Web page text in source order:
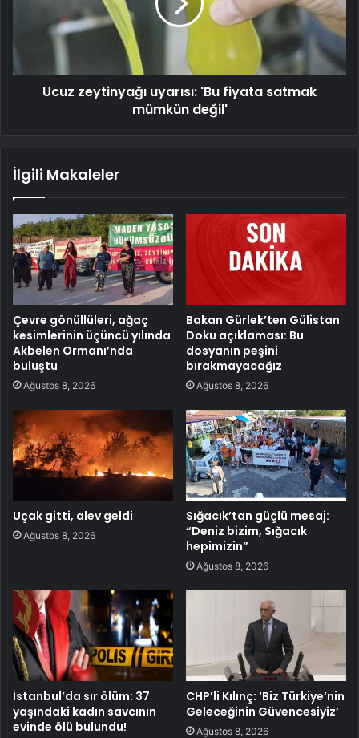
Ucuz zeytinyağı uyarısı: 'Bu fiyata satmak
mümkün değil'
İlgili Makaleler
Çevre gönüllüleri, ağaç
kesimlerinin üçüncü yılında
Akbelen Ormanı’nda
buluştu
Ağustos 8, 2026
Bakan Gürlek’ten Gülistan
Doku açıklaması: Bu
dosyanın peşini
bırakmayacağız
Ağustos 8, 2026
Uçak gitti, alev geldi
Ağustos 8, 2026
Sığacık’tan güçlü mesaj:
“Deniz bizim, Sığacık
hepimizin”
Ağustos 8, 2026
İstanbul’da sır ölüm: 37
yaşındaki kadın savcının
evinde ölü bulundu!
CHP’li Kılınç: ‘Biz Türkiye’nin
Geleceğinin Güvencesiyiz’
Ağustos 8, 2026